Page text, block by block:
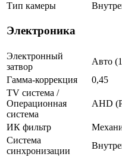
Тип камеры
Электроника
Электронный
затвор
Авто
Гамма-коррекция
0,45
TV система /
Операционная
система
AHD
ИК фильтр
Система
синхронизации